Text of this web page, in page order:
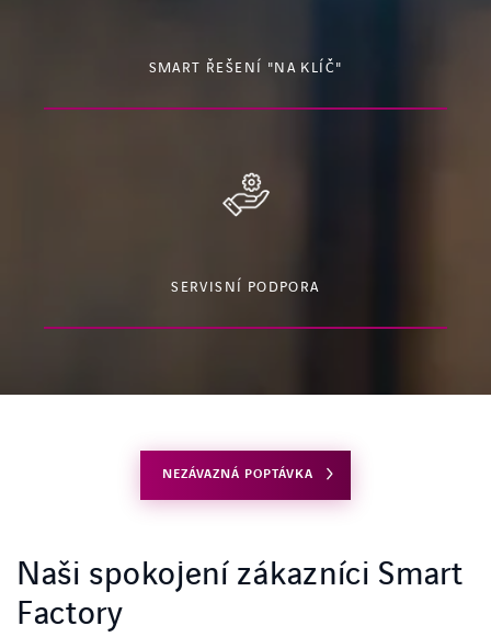
SMART ŘEŠENÍ "NA KLÍČ"
SERVISNÍ PODPORA
NEZÁVAZNÁ POPTÁVKA
Naši spokojení zákazníci Smart
Factory